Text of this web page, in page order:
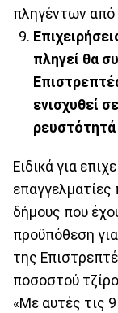
πληγέντων από
πληγεί θα
ενισχυθεί
Ειδικά για
επαγγελματίες
δήμους που
προϋπόθεση
της
ποσοστού
«Με αυτές τις